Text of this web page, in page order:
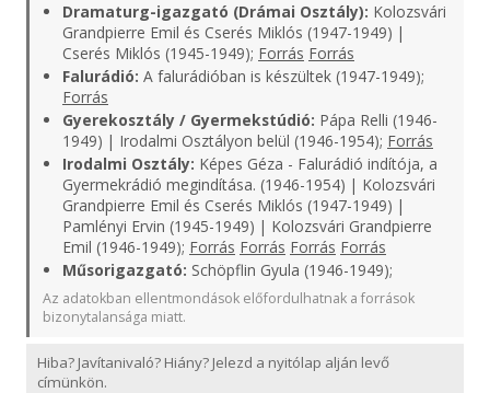
Dramaturg-igazgató (Drámai Osztály): Kolozsvári
Grandpierre Emil és Cserés Miklós (1947-1949) |
Cserés Miklós (1945-1949); Forrás Forrás
Falurádió: A falurádióban is készültek (1947-1949);
Forrás
Gyerekosztály / Gyermekstúdió: Pápa Relli (1946-
1949) | Irodalmi Osztályon belül (1946-1954); Forrás
Irodalmi Osztály: Képes Géza - Falurádió indítója, a
Gyermekrádió megindítása. (1946-1954) | Kolozsvári
Grandpierre Emil és Cserés Miklós (1947-1949) |
Pamlényi Ervin (1945-1949) | Kolozsvári Grandpierre
Emil (1946-1949); Forrás Forrás Forrás Forrás
Műsorigazgató: Schöpflin Gyula (1946-1949);
Az adatokban ellentmondások előfordulhatnak a források
bizonytalansága miatt.
Hiba? Javítanivaló? Hiány? Jelezd a nyitólap alján levő
címünkön.